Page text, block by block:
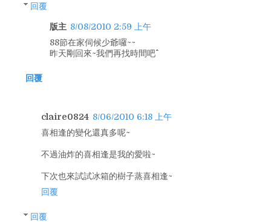
回覆
版主 8/08/2010 2:59 上午
88節在家伺候少爺囉~~
昨天剛回來~我們再找時間吧^^
回覆
claire0824 8/06/2010 6:18 上午
喜相逢的變化還真多呢~
不過油炸的喜相逢是我的愛啦~
下次也來試試冰箱的樹子蒸喜相逢~
回覆
回覆